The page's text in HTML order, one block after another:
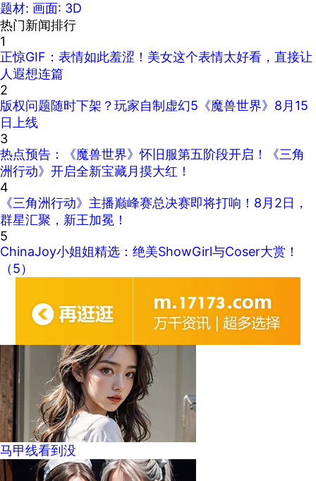
题材: 画面: 3D
热门新闻排行
1
正惊GIF：表情如此羞涩！美女这个表情太好看，直接让
人遐想连篇
2
版权问题随时下架？玩家自制虚幻5《魔兽世界》8月15
日上线
3
热点预告：《魔兽世界》怀旧服第五阶段开启！《三角
洲行动》开启全新宝藏月摸大红！
4
《三角洲行动》主播巅峰赛总决赛即将打响！8月2日，
群星汇聚，新王加冕！
5
ChinaJoy小姐姐精选：绝美ShowGirl与Coser大赏！
（5）
马甲线看到没